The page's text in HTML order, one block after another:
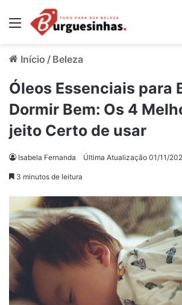
Menu
Início / Beleza
Óleos Essenciais para
Dormir Bem: Os 4
jeito Certo de usar
Isabela Fernanda Última Atualização 01/11/
3 minutos de leitura